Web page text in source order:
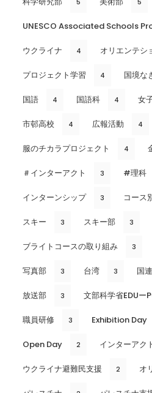
5 5
UNESCO Associated Schools
ウクライナ 4 オリエンテシ
プロジェクト学習 4 国境な
国語 4 国語科 4 女
市邨高校 4 広報活動 4
服のチカラプロジェクト 4
＃インターアクト 3 #理科
インターンシップ 3 コース
スキー 3 スキー部 3
ブライトコースの取り組み 3
写真部 3 台湾 3 国連
放送部 3 文部科学省EDUー
職員研修 3 Exhibition Day
Open Day 2 インターアク
ウクライナ避難民支援 2 オ